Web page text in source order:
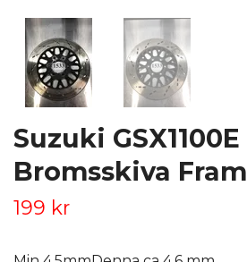
Suzuki GSX1100E
Bromsskiva Fram
199 kr